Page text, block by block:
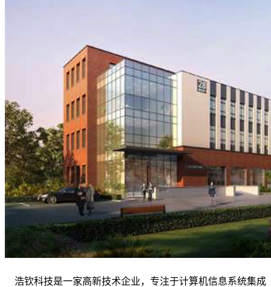
浩钦科技是一家高新技术企业，专注于计算机信息系统集成